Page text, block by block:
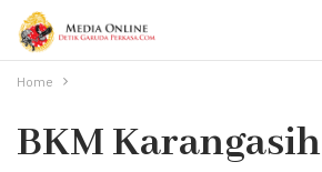
Home
BKM Karangasih